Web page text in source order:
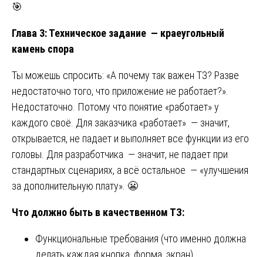
🎯
Глава 3: Техническое задание — краеугольный
камень спора
Ты можешь спросить: «А почему так важен ТЗ? Разве
недостаточно того, что приложение не работает?».
Недостаточно. Потому что понятие «работает» у
каждого своё. Для заказчика «работает» — значит,
открывается, не падает и выполняет все функции из его
головы. Для разработчика — значит, не падает при
стандартных сценариях, а всё остальное — «улучшения
за дополнительную плату». 😬
Что должно быть в качественном ТЗ:
Функциональные требования (что именно должна
делать каждая кнопка, форма, экран).